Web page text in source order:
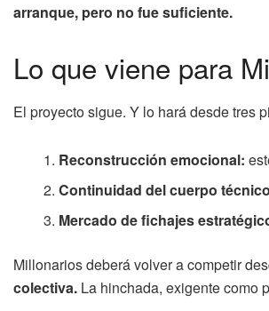
arranque, pero no fue suficiente.
Lo que viene para
El proyecto sigue. Y lo hará desde tres
Reconstrucción emocional:
Continuidad del cuerpo
Mercado de fichajes
Millonarios deberá volver a competir
colectiva. La hinchada, exigente como